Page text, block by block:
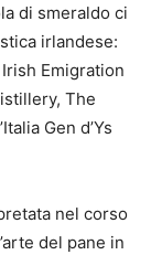
di smeraldo ci
irlandese:
Emigration
The
Gen d’Ys
nel corso
del pane in